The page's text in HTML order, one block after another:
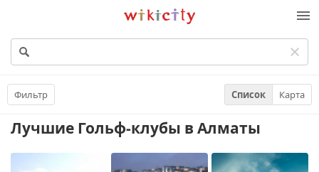
Викисити
Фильтр Список Карта
Лучшие Гольф-клубы в Алматы